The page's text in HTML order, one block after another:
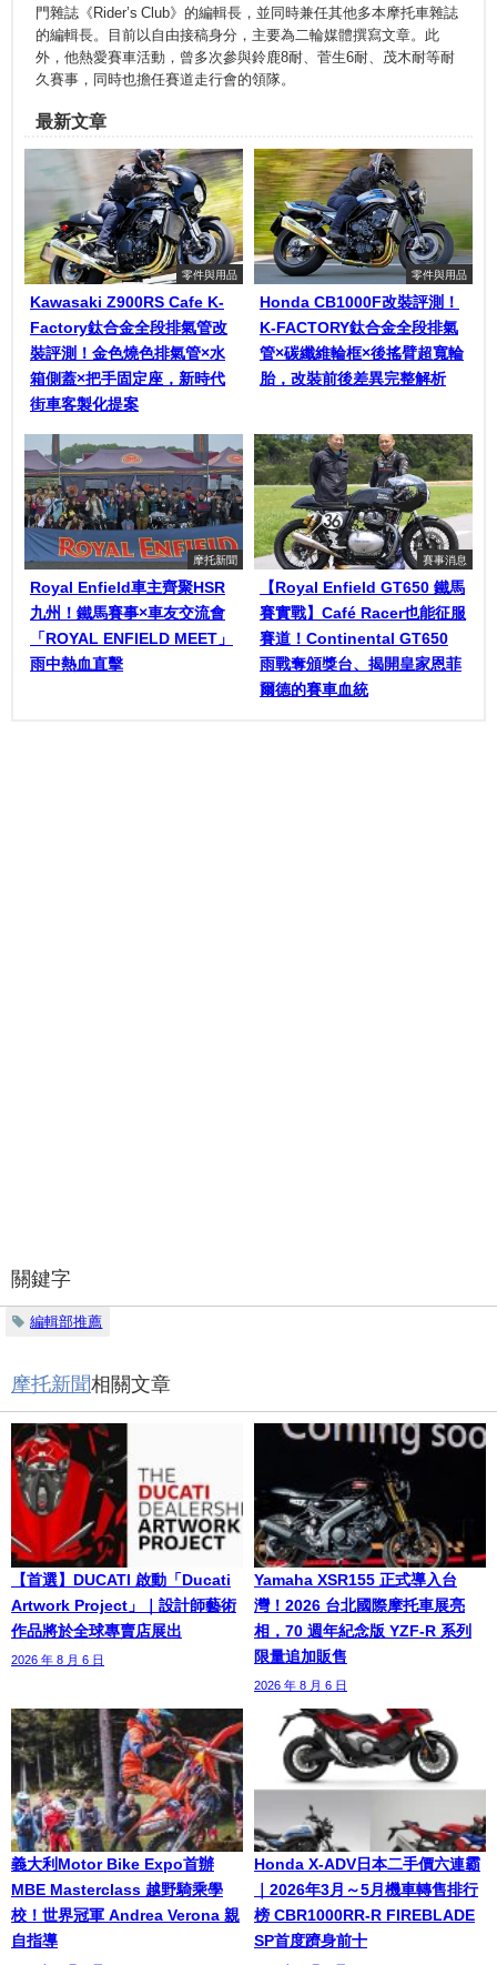
門雜誌《Rider’s Club》的編輯長，並同時兼任其他多本摩托車雜誌
的編輯長。目前以自由接稿身分，主要為二輪媒體撰寫文章。此
外，他熱愛賽車活動，曾多次參與鈴鹿8耐、菅生6耐、茂木耐等耐
久賽事，同時也擔任賽道走行會的領隊。
最新文章
零件與用品
Kawasaki Z900RS Cafe K-
Factory鈦合金全段排氣管改
裝評測！金色燒色排氣管×水
箱側蓋×把手固定座，新時代
街車客製化提案
零件與用品
Honda CB1000F改裝評測！
K-FACTORY鈦合金全段排氣
管×碳纖維輪框×後搖臂超寬輪
胎，改裝前後差異完整解析
摩托新聞
Royal Enfield車主齊聚HSR
九州！鐵馬賽事×車友交流會
「ROYAL ENFIELD MEET」
雨中熱血直擊
賽事消息
【Royal Enfield GT650 鐵馬
賽實戰】Café Racer也能征服
賽道！Continental GT650
雨戰奪頒獎台、揭開皇家恩菲
爾德的賽車血統
關鍵字
編輯部推薦
摩托新聞相關文章
【首選】DUCATI 啟動「Ducati
Artwork Project」｜設計師藝術
作品將於全球專賣店展出
2026 年 8 月 6 日
Yamaha XSR155 正式導入台
灣！2026 台北國際摩托車展亮
相，70 週年紀念版 YZF-R 系列
限量追加販售
2026 年 8 月 6 日
義大利Motor Bike Expo首辦
MBE Masterclass 越野騎乘學
校！世界冠軍 Andrea Verona 親
自指導
Honda X-ADV日本二手價六連霸
｜2026年3月～5月機車轉售排行
榜 CBR1000RR-R FIREBLADE
SP首度躋身前十